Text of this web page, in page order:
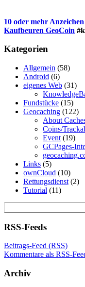
10 oder mehr
Kaufbeuren GeoCoin
Kategorien
Allgemein (58)
Android (6)
eigenes Web (31)
Fundstücke (15)
Geocaching (122)
About
Coins/
Event (19)
GCPages-
Links (5)
ownCloud (10)
Rettungsdienst (2)
Tutorial (11)
nach:
RSS-Feeds
Beitrags-Feed (RSS)
Kommentare als RSS-
Archiv